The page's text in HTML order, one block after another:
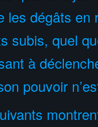
les dégâts
subis, quel
à
pouvoir